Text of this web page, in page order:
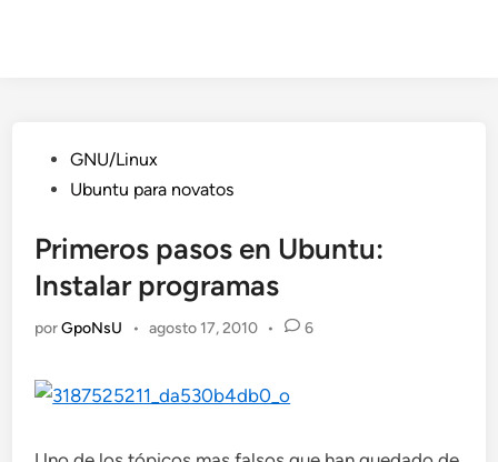
Publicado
en
GNU/Linux
Ubuntu para novatos
Primeros pasos en Ubuntu:
Instalar programas
porGpoNsU • agosto 17, 2010 • 6